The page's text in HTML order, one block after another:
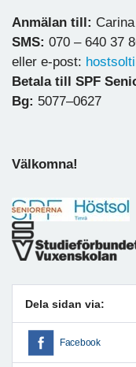
Anmälan till:
SMS: 070 – 640 37
eller e-post:
Betala till SPF
Bg: 5077–0627
Välkomna!
Dela sidan via:
Facebook